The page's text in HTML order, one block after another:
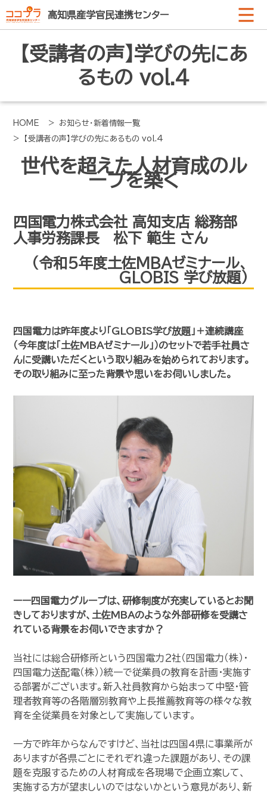
高知県産学官民連携センター
【受講者の声】学びの先にあ
るもの vol.4
HOME
> お知らせ・新着情報一覧
> 【受講者の声】学びの先にあるもの vol.4
世代を超えた人材育成のル
ープを築く
四国電力株式会社 高知支店 総務部
人事労務課長 松下 範生 さん
（令和5年度土佐MBAゼミナール、
GLOBIS 学び放題）
四国電力は昨年度より「GLOBIS学び放題」＋連続講座
（今年度は「土佐MBAゼミナール」）のセットで若手社員さ
んに受講いただくという取り組みを始められております。
その取り組みに至った背景や思いをお伺いしました。
ーー四国電力グループは、研修制度が充実しているとお聞
きしておりますが、土佐MBAのような外部研修を受講さ
れている背景をお伺いできますか？
当社には総合研修所という四国電力２社（四国電力（株）・
四国電力送配電（株））統一で従業員の教育を計画・実施す
る部署がございます。新入社員教育から始まって中堅・管
理者教育等の各階層別教育や上長推薦教育等の様々な教
育を全従業員を対象として実施しています。
一方で昨年からなんですけど、当社は四国4県に事業所が
ありますが各県ごとにそれぞれ違った課題があり、その課
題を克服するための人材育成を各現場で企画立案して、
実施する方が望ましいのではないかという意見があり、新